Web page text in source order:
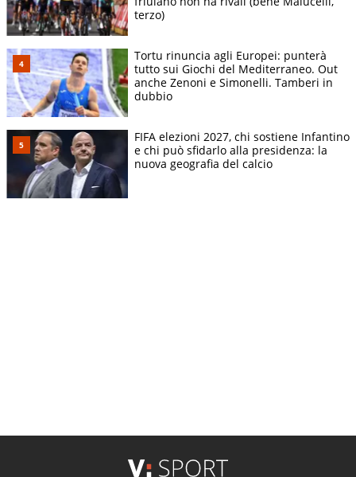
terzo)
Tortu rinuncia agli Europei: punterà
tutto sui Giochi del Mediterraneo. Out
anche Zenoni e Simonelli. Tamberi in
dubbio
FIFA elezioni 2027, chi sostiene Infantino
e chi può sfidarlo alla presidenza: la
nuova geografia del calcio